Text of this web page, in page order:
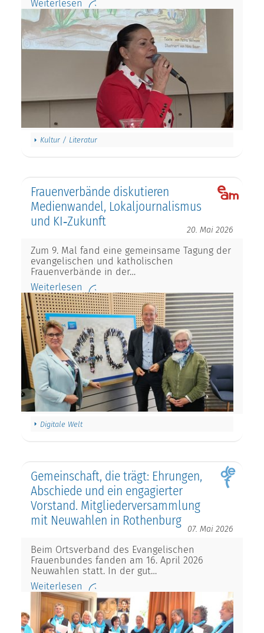
Weiterlesen
Kultur / Literatur
Frauenverbände diskutieren
Medienwandel, Lokaljournalismus
und KI‑Zukunft
20. Mai 2026
Zum 9. Mal fand eine gemeinsame Tagung der
evangelischen und katholischen
Frauenverbände in der…
Weiterlesen
Digitale Welt
Gemeinschaft, die trägt: Ehrungen,
Abschiede und ein engagierter
Vorstand. Mitgliederversammlung
mit Neuwahlen in Rothenburg
07. Mai 2026
Beim Ortsverband des Evangelischen
Frauenbundes fanden am 16. April 2026
Neuwahlen statt. In der gut…
Weiterlesen